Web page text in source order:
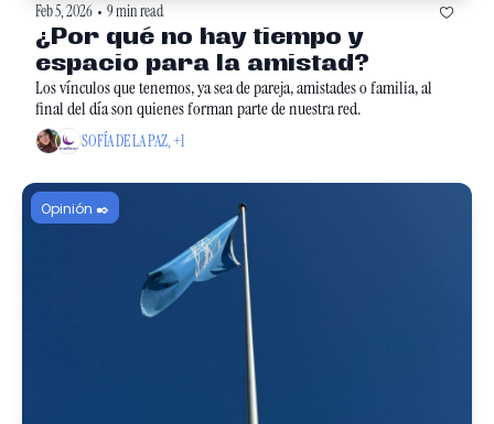
Feb 5, 2026 • 9 min read
¿Por qué no hay tiempo y
Los vínculos que tenemos, ya sea de pareja, amistades o familia, al
SOFÍA DE LA PAZ, +1
Opinión ✒️